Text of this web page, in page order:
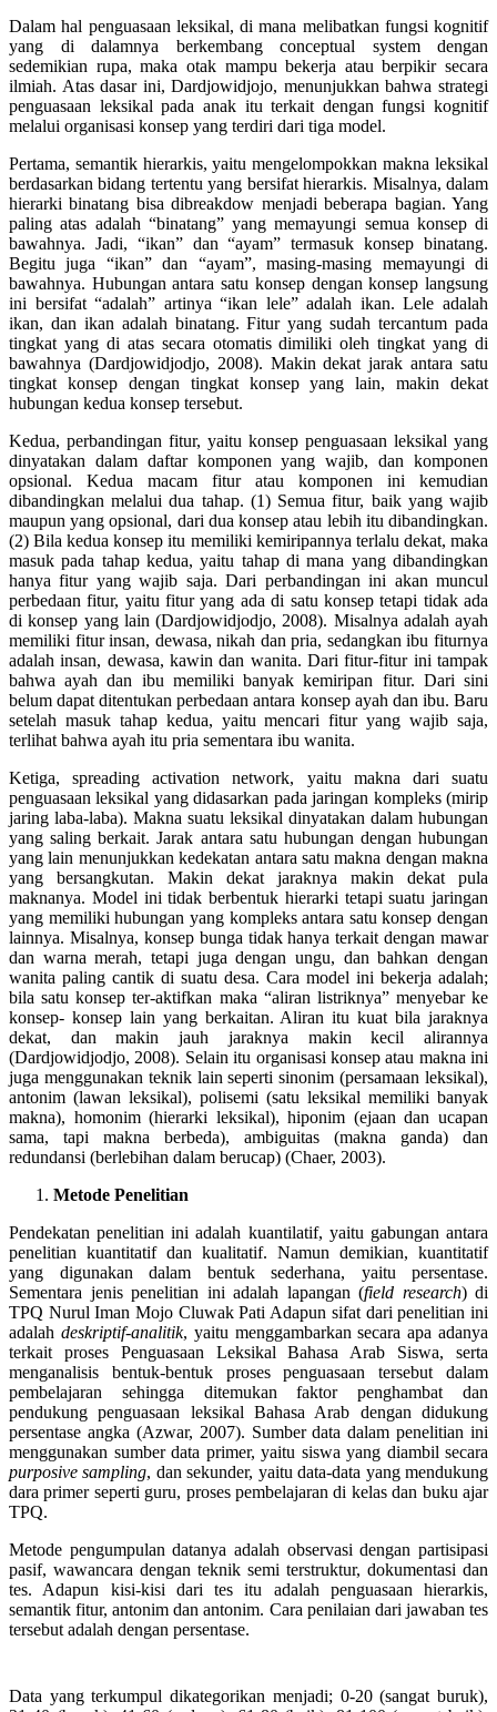
Dalam hal penguasaan leksikal, di mana melibatkan fungsi kognitif
yang di dalamnya berkembang conceptual system dengan
sedemikian rupa, maka otak mampu bekerja atau berpikir secara
ilmiah. Atas dasar ini, Dardjowidjojo, menunjukkan bahwa strategi
penguasaan leksikal pada anak itu terkait dengan fungsi kognitif
melalui organisasi konsep yang terdiri dari tiga model.
Pertama, semantik hierarkis, yaitu mengelompokkan makna leksikal
berdasarkan bidang tertentu yang bersifat hierarkis. Misalnya, dalam
hierarki binatang bisa dibreakdow menjadi beberapa bagian. Yang
paling atas adalah “binatang” yang memayungi semua konsep di
bawahnya. Jadi, “ikan” dan “ayam” termasuk konsep binatang.
Begitu juga “ikan” dan “ayam”, masing-masing memayungi di
bawahnya. Hubungan antara satu konsep dengan konsep langsung
ini bersifat “adalah” artinya “ikan lele” adalah ikan. Lele adalah
ikan, dan ikan adalah binatang. Fitur yang sudah tercantum pada
tingkat yang di atas secara otomatis dimiliki oleh tingkat yang di
bawahnya (Dardjowidjodjo, 2008). Makin dekat jarak antara satu
tingkat konsep dengan tingkat konsep yang lain, makin dekat
hubungan kedua konsep tersebut.
Kedua, perbandingan fitur, yaitu konsep penguasaan leksikal yang
dinyatakan dalam daftar komponen yang wajib, dan komponen
opsional. Kedua macam fitur atau komponen ini kemudian
dibandingkan melalui dua tahap. (1) Semua fitur, baik yang wajib
maupun yang opsional, dari dua konsep atau lebih itu dibandingkan.
(2) Bila kedua konsep itu memiliki kemiripannya terlalu dekat, maka
masuk pada tahap kedua, yaitu tahap di mana yang dibandingkan
hanya fitur yang wajib saja. Dari perbandingan ini akan muncul
perbedaan fitur, yaitu fitur yang ada di satu konsep tetapi tidak ada
di konsep yang lain (Dardjowidjodjo, 2008). Misalnya adalah ayah
memiliki fitur insan, dewasa, nikah dan pria, sedangkan ibu fiturnya
adalah insan, dewasa, kawin dan wanita. Dari fitur-fitur ini tampak
bahwa ayah dan ibu memiliki banyak kemiripan fitur. Dari sini
belum dapat ditentukan perbedaan antara konsep ayah dan ibu. Baru
setelah masuk tahap kedua, yaitu mencari fitur yang wajib saja,
terlihat bahwa ayah itu pria sementara ibu wanita.
Ketiga, spreading activation network, yaitu makna dari suatu
penguasaan leksikal yang didasarkan pada jaringan kompleks (mirip
jaring laba-laba). Makna suatu leksikal dinyatakan dalam hubungan
yang saling berkait. Jarak antara satu hubungan dengan hubungan
yang lain menunjukkan kedekatan antara satu makna dengan makna
yang bersangkutan. Makin dekat jaraknya makin dekat pula
maknanya. Model ini tidak berbentuk hierarki tetapi suatu jaringan
yang memiliki hubungan yang kompleks antara satu konsep dengan
lainnya. Misalnya, konsep bunga tidak hanya terkait dengan mawar
dan warna merah, tetapi juga dengan ungu, dan bahkan dengan
wanita paling cantik di suatu desa. Cara model ini bekerja adalah;
bila satu konsep ter-aktifkan maka “aliran listriknya” menyebar ke
konsep- konsep lain yang berkaitan. Aliran itu kuat bila jaraknya
dekat, dan makin jauh jaraknya makin kecil alirannya
(Dardjowidjodjo, 2008). Selain itu organisasi konsep atau makna ini
juga menggunakan teknik lain seperti sinonim (persamaan leksikal),
antonim (lawan leksikal), polisemi (satu leksikal memiliki banyak
makna), homonim (hierarki leksikal), hiponim (ejaan dan ucapan
sama, tapi makna berbeda), ambiguitas (makna ganda) dan
redundansi (berlebihan dalam berucap) (Chaer, 2003).
Metode Penelitian
Pendekatan penelitian ini adalah kuantilatif, yaitu gabungan antara
penelitian kuantitatif dan kualitatif. Namun demikian, kuantitatif
yang digunakan dalam bentuk sederhana, yaitu persentase.
Sementara jenis penelitian ini adalah lapangan (field research) di
TPQ Nurul Iman Mojo Cluwak Pati Adapun sifat dari penelitian ini
adalah deskriptif-analitik, yaitu menggambarkan secara apa adanya
terkait proses Penguasaan Leksikal Bahasa Arab Siswa, serta
menganalisis bentuk-bentuk proses penguasaan tersebut dalam
pembelajaran sehingga ditemukan faktor penghambat dan
pendukung penguasaan leksikal Bahasa Arab dengan didukung
persentase angka (Azwar, 2007). Sumber data dalam penelitian ini
menggunakan sumber data primer, yaitu siswa yang diambil secara
purposive sampling, dan sekunder, yaitu data-data yang mendukung
dara primer seperti guru, proses pembelajaran di kelas dan buku ajar
TPQ.
Metode pengumpulan datanya adalah observasi dengan partisipasi
pasif, wawancara dengan teknik semi terstruktur, dokumentasi dan
tes. Adapun kisi-kisi dari tes itu adalah penguasaan hierarkis,
semantik fitur, antonim dan antonim. Cara penilaian dari jawaban tes
tersebut adalah dengan persentase.
Data yang terkumpul dikategorikan menjadi; 0-20 (sangat buruk),